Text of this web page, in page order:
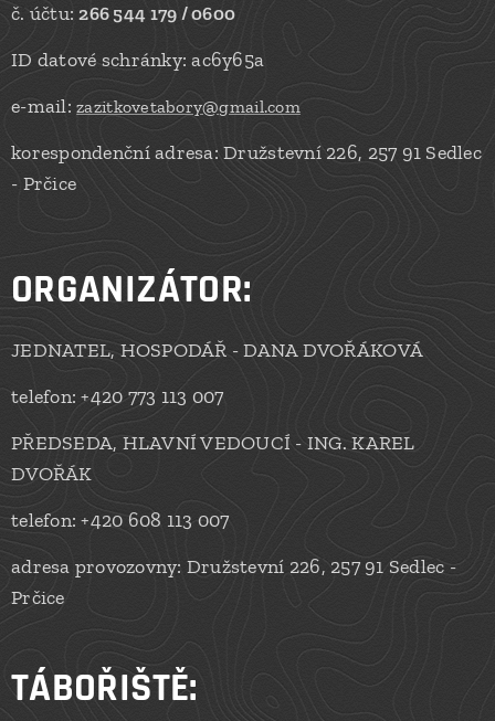
č. účtu:266 544 179 / 0600
ID datové schránky: ac6y65a
e-mail:zazitkovetabory@gmail.com
korespondenční adresa: Družstevní 226, 257 91 Sedlec
- Prčice
ORGANIZÁTOR:
JEDNATEL, HOSPODÁŘ - DANA DVOŘÁKOVÁ
telefon: +420 773 113 007
PŘEDSEDA, HLAVNÍ VEDOUCÍ - ING. KAREL
DVOŘÁK
telefon: +420 608 113 007
adresa provozovny: Družstevní 226, 257 91 Sedlec -
Prčice
TÁBOŘIŠTĚ: